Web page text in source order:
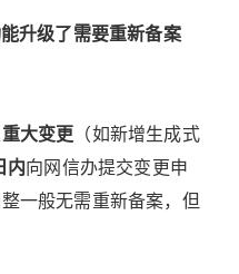
升级了需要重新备案
重大变更 （如新增生成式
内向网信办提交变更申
一般无需重新备案，但